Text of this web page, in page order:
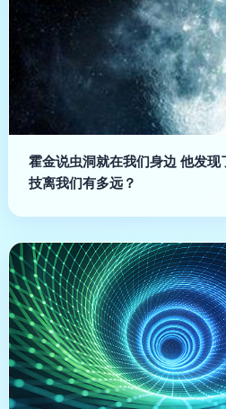
霍金说虫洞就在我们身边 他发现
技离我们有多远？